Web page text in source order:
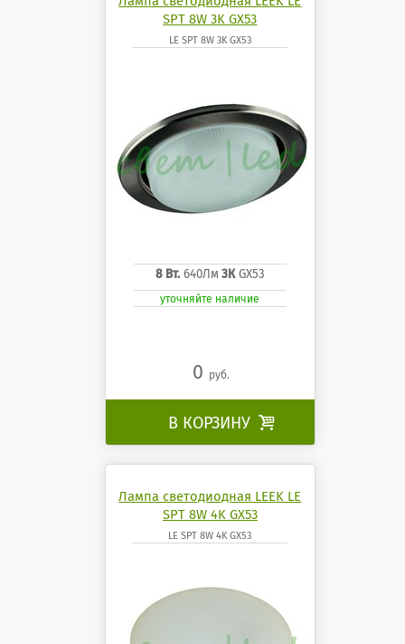
SPT 8W 3K GX53
LE SPT 8W 3K GX53
8 Вт.640Лм 3КGX53
уточняйте наличие
0 руб.
В КОРЗИНУ 
Лампа светодиодная LEEK LE
SPT 8W 4K GX53
LE SPT 8W 4K GX53